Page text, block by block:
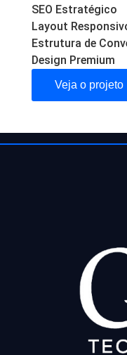
SEO Estratégico
Layout
Estrutura de
Design Premium
Veja o projeto